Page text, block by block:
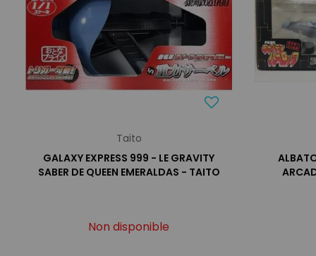
Taito
GALAXY EXPRESS 999 - LE GRAVITY
SABER DE QUEEN EMERALDAS - TAITO
Non disponible